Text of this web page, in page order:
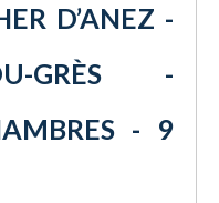
D’ANEZ -
DU-GRÈS -
- 9